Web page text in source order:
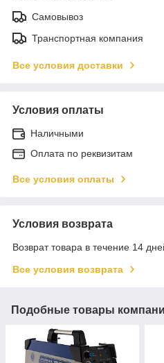
Самовывоз
Транспортная компания
Все условия доставки
Условия оплаты
Наличными
Оплата по реквизитам
Все условия оплаты
Условия возврата
Возврат товара в течение 14
Все условия возврата
Подобные товары